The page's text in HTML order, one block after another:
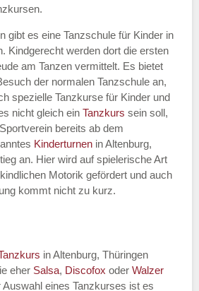
*
Tanzschule
Mail
gibt es eine Tanzschule für Kinder in
Kindgerecht werden dort die ersten
am Tanzen vermittelt. Es bietet
der normalen Tanzschule an,
spezielle Tanzkurse für Kinder und
nicht gleich ein Tanzkurs sein soll,
bereits ab dem
Kinderturnen in Altenburg,
an. Hier wird auf spielerische Art
Motorik gefördert und auch
kommt nicht zu kurz.
in Altenburg, Thüringen
eher Salsa, Discofox oder Walzer
eines Tanzkurses ist es